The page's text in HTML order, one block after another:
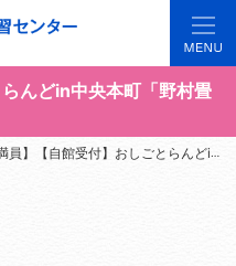
んどin中央本町「野村畳
座や施設をご案内しています。
イト
員】【自館受付】おしごとらんどin中央本町「野村畳店のミニ畳づくり」
員】【自館受付】おしごとらんどin中央本町「野村畳店のミニ畳づくり」